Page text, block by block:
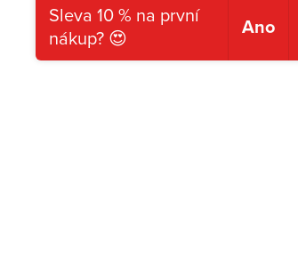
Sleva 10 % na první
nákup? 😍
Ano